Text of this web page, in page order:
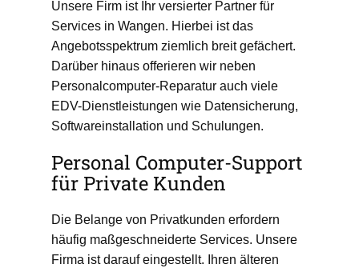
Unsere Firm ist Ihr versierter Partner für
Services in Wangen. Hierbei ist das
Angebotsspektrum ziemlich breit gefächert.
Darüber hinaus offerieren wir neben
Personalcomputer-Reparatur auch viele
EDV-Dienstleistungen wie Datensicherung,
Softwareinstallation und Schulungen.
Personal Computer-Support
für Private Kunden
Die Belange von Privatkunden erfordern
häufig maßgeschneiderte Services. Unsere
Firma ist darauf eingestellt. Ihren älteren